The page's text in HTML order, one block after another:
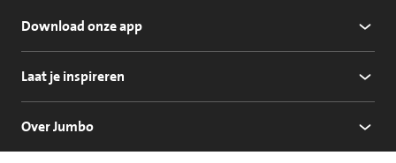
Download onze app
Laat je inspireren
Over Jumbo